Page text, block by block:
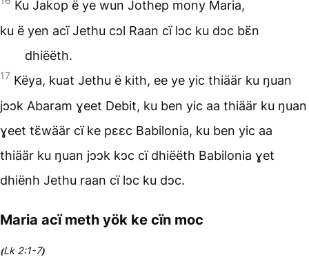
Ku Jakop ë ye wun Jothep mony Maria,
ku ë yen acï Jethu cɔl Raan cï lɔc ku dɔc bɛ̈n
dhiëëth.
17 Këya, kuat Jethu ë kith, ee ye yic thiäär ku ŋuan
jɔɔk Abaram ɣeet Debit, ku ben yic aa thiäär ku ŋuan
ɣeet tɛ̈wäär cï ke pɛɛc Babilonia, ku ben yic aa
thiäär ku ŋuan jɔɔk kɔc cï dhiëëth Babilonia ɣet
dhiënh Jethu raan cï lɔc ku dɔc.
Maria acï meth yök ke cïn moc
(Lk 2:1-7)